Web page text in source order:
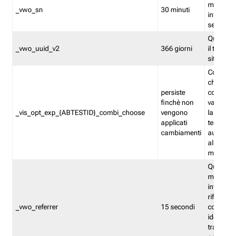
_vwo_sn 30 minuti
_vwo_uuid_v2 366 giorni
il
sito
_vis_opt_exp_{ABTESTID}_combi_choose
persiste
finchè non
vengono
applicati
cambiamenti
che
la
test.
_vwo_referrer 15 secondi